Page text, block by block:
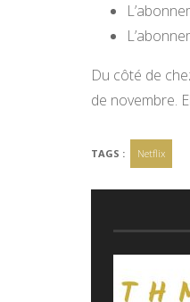
Du côté de
de novembre.
TAGS : Netflix